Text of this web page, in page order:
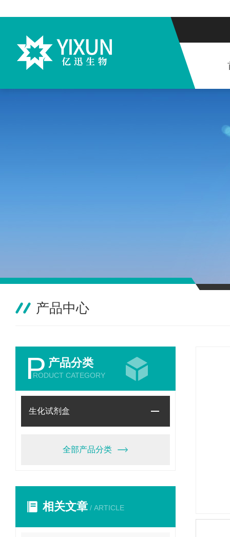
产品中心
P 产品分类
RODUCT CATEGORY
生化试剂盒
全部产品分类
相关文章 / ARTICLE